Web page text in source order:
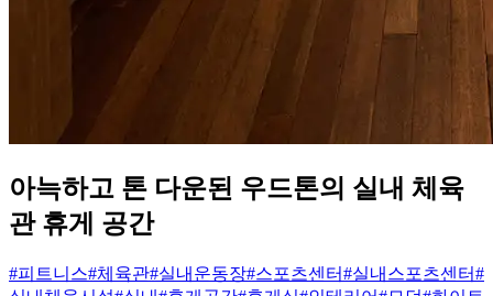
아늑하고 톤 다운된 우드톤의 실내 체육
관 휴게 공간
#피트니스#체육관#실내운동장#스포츠센터#실내스포츠센터#